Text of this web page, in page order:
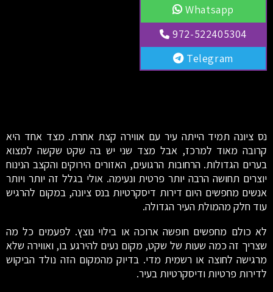
Whatsapp
972-522405304
Telegram
נס ציונה תמיד הייתה עיר עם אווירה קצת אחרת. מצד אחד היא
קרובה מאוד למרכז, אבל מצד שני יש בה שקט שקשה למצוא
בערים הגדולות. הרחובות הרגועים, האזורים הירוקים והקצב הנינוח
יוצרים תחושה הרבה יותר פרטית ונעימה. אולי בגלל זה יותר ויותר
אנשים מחפשים היום דירות דיסקרטיות בנס ציונה, במקום להרגיש
עוד חלק מהמולת העיר הגדולה.
לא כולם מחפשים חופשה ארוכה או בילוי נוצץ. לפעמים כל מה
שצריך זה כמה שעות של שקט, מקום נעים להירגע בו, ואווירה שלא
מרגישה לחוצה או רשמית מדי. בדיוק מהמקום הזה נולד הביקוש
לדירות פרטיות ודיסקרטיות בעיר.